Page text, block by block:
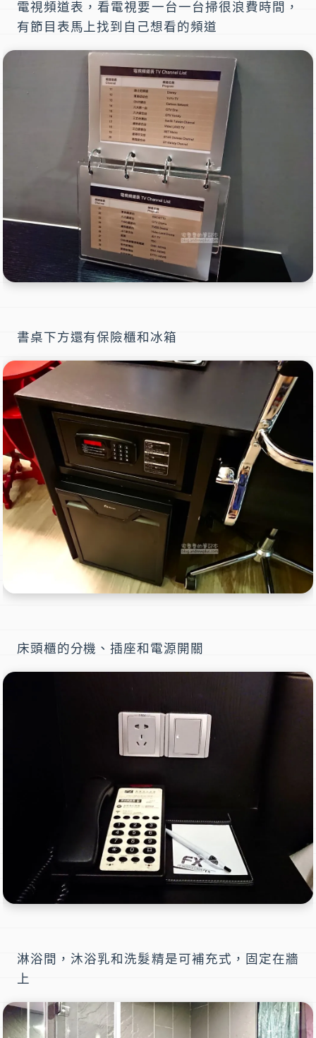
電視頻道表，看電視要一台一台掃很浪費時間，
有節目表馬上找到自己想看的頻道
書桌下方還有保險櫃和冰箱
床頭櫃的分機、插座和電源開關
淋浴間，沐浴乳和洗髮精是可補充式，固定在牆
上